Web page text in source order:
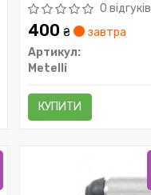
0 відгуків
400₴
завтра
Артикул:
Metelli
КУПИТИ